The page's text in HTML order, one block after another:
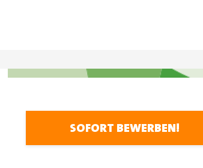
SOFORT BEWERBEN!